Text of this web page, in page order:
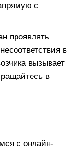
с
проявлять
в
вызывает
в
с онлайн-